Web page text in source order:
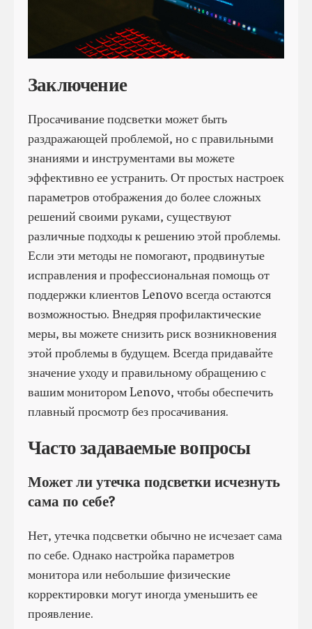
Заключение
Просачивание подсветки может быть
раздражающей проблемой, но с правильными
знаниями и инструментами вы можете
эффективно ее устранить. От простых настроек
параметров отображения до более сложных
решений своими руками, существуют
различные подходы к решению этой проблемы.
Если эти методы не помогают, продвинутые
исправления и профессиональная помощь от
поддержки клиентов Lenovo всегда остаются
возможностью. Внедряя профилактические
меры, вы можете снизить риск возникновения
этой проблемы в будущем. Всегда придавайте
значение уходу и правильному обращению с
вашим монитором Lenovo, чтобы обеспечить
плавный просмотр без просачивания.
Часто задаваемые вопросы
Может ли утечка подсветки исчезнуть
сама по себе?
Нет, утечка подсветки обычно не исчезает сама
по себе. Однако настройка параметров
монитора или небольшие физические
корректировки могут иногда уменьшить ее
проявление.